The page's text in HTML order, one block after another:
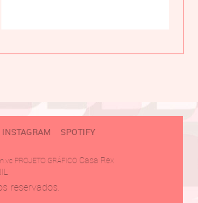
INSTAGRAM
SPOTIFY
PROJETO GRÁFICO Casa Rex
reservados.